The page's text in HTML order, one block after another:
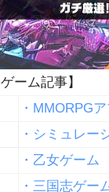
ーム記事】
・MMORPGア
・シミュレー
・乙女ゲーム
・三国志ゲー